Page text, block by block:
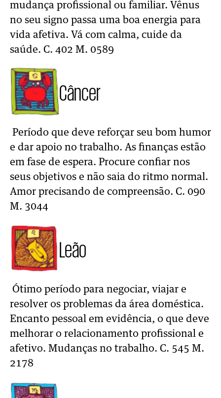
mudança profissional ou familiar. Vênus
no seu signo passa uma boa energia para
vida afetiva. Vá com calma, cuide da
saúde. C. 402 M. 0589
Câncer
Período que deve reforçar seu bom humor
e dar apoio no trabalho. As finanças estão
em fase de espera. Procure confiar nos
seus objetivos e não saia do ritmo normal.
Amor precisando de compreensão. C. 090
M. 3044
Leão
Ótimo período para negociar, viajar e
resolver os problemas da área doméstica.
Encanto pessoal em evidência, o que deve
melhorar o relacionamento profissional e
afetivo. Mudanças no trabalho. C. 545 M.
2178